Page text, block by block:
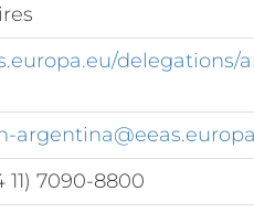
delegations/
11) 7090-8800